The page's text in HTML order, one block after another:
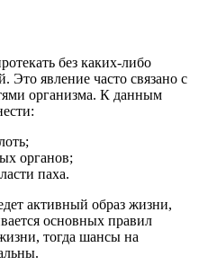
без каких-либо
Это явление часто связано с
организма. К данным
органов;
паха.
активный образ жизни,
основных правил
тогда шансы на